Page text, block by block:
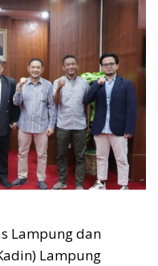
Lampung dan
Lampung